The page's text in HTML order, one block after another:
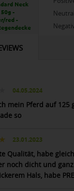
Neck
-
red -
Neutral
04.05.2024
mein Pferd auf 125
so
23.01.2023
Qualität, habe
noch dicht und
Hals, habe